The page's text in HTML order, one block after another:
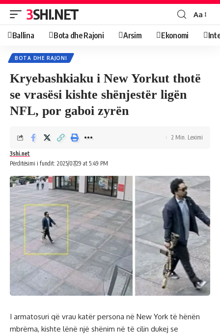
3SHI.NET Aa
Ballina Bota dhe Rajoni Arsim Ekonomi
BOTA DHE RAJONI
Kryebashkiaku i New Yorkut thotë
se vrasësi kishte shënjestër ligën
NFL, por gaboi zyrën
Përditësimi i fundit: 2025/07/29 at 5:49 PM
3shi.net
2 Min. Leximi
I armatosuri që vrau katër persona në New York të hënën
mbrëma, kishte lënë një shënim në të cilin dukej se